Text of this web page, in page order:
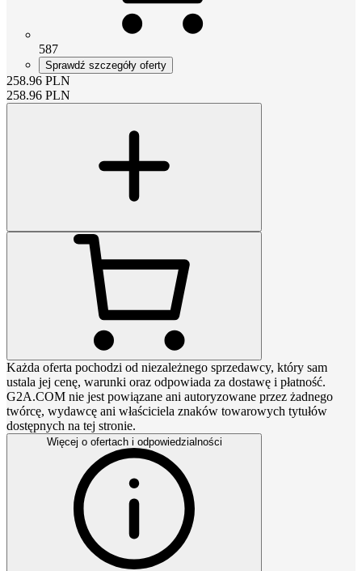
587
Sprawdź szczegóły oferty
258.96 PLN
258.96 PLN
Każda oferta pochodzi od niezależnego sprzedawcy, który sam
ustala jej cenę, warunki oraz odpowiada za dostawę i płatność.
G2A.COM nie jest powiązane ani autoryzowane przez żadnego
twórcę, wydawcę ani właściciela znaków towarowych tytułów
dostępnych na tej stronie.
Więcej o ofertach i odpowiedzialności